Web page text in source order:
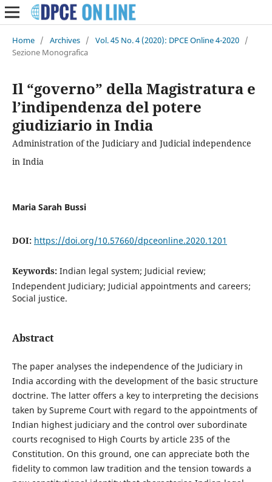
Home / Archives / Vol. 45 No. 4 (2020): DPCE Online 4-2020 /
Sezione Monografica
Il “governo” della Magistratura e
l’indipendenza del potere
giudiziario in India
Administration of the Judiciary and Judicial independence
in India
Maria Sarah Bussi
DOI: https://doi.org/10.57660/dpceonline.2020.1201
Keywords: Indian legal system; Judicial review;
Independent Judiciary; Judicial appointments and careers;
Social justice.
Abstract
The paper analyses the independence of the Judiciary in
India according with the development of the basic structure
doctrine. The latter offers a key to interpreting the decisions
taken by Supreme Court with regard to the appointments of
Indian highest judiciary and the control over subordinate
courts recognised to High Courts by article 235 of the
Constitution. On this ground, one can appreciate both the
fidelity to common law tradition and the tension towards a